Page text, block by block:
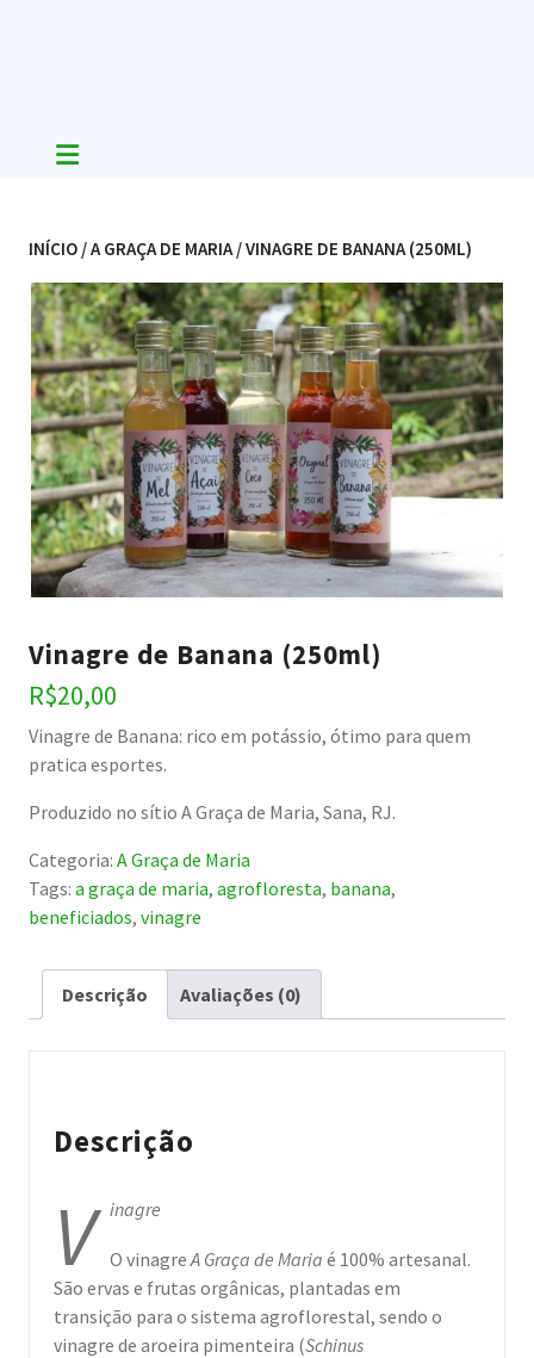
INÍCIO /A GRAÇA DE MARIA/ VINAGRE DE BANANA (250ML)
Vinagre de Banana (250ml)
R$20,00
Vinagre de Banana: rico em potássio, ótimo para quem
pratica esportes.
Produzido no sítio A Graça de Maria, Sana, RJ.
Categoria: A Graça de Maria
Tags: a graça de maria, agrofloresta, banana,
beneficiados, vinagre
Descrição Avaliações (0)
Descrição
V inagre
O vinagre A Graça de Maria é 100% artesanal.
São ervas e frutas orgânicas, plantadas em
transição para o sistema agroflorestal, sendo o
vinagre de aroeira pimenteira (Schinus